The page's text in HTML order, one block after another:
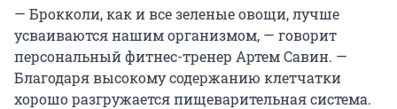
— Брокколи, как и все зеленые овощи, лучше
усваиваются нашим организмом, — говорит
персональный фитнес-тренер Артем Савин. —
Благодаря высокому содержанию клетчатки
хорошо разгружается пищеварительная система.